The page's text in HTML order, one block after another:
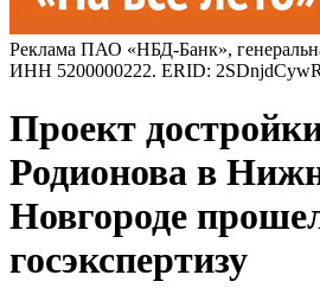
Реклама ПАО «НБД-Банк»,
ИНН 5200000222. ERID:
Проект
Родионова в
Новгороде
госэкспертизу